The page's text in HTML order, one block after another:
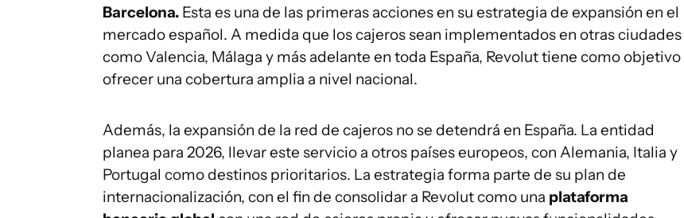
Barcelona. Esta es una de las primeras acciones en su estrategia de expansión en el
mercado español. A medida que los cajeros sean implementados en otras ciudades
como Valencia, Málaga y más adelante en toda España, Revolut tiene como objetivo
ofrecer una cobertura amplia a nivel nacional.
Además, la expansión de la red de cajeros no se detendrá en España. La entidad
planea para 2026, llevar este servicio a otros países europeos, con Alemania, Italia y
Portugal como destinos prioritarios. La estrategia forma parte de su plan de
internacionalización, con el fin de consolidar a Revolut como una plataforma